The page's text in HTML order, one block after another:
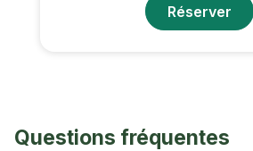
Réserver
Questions fréquentes